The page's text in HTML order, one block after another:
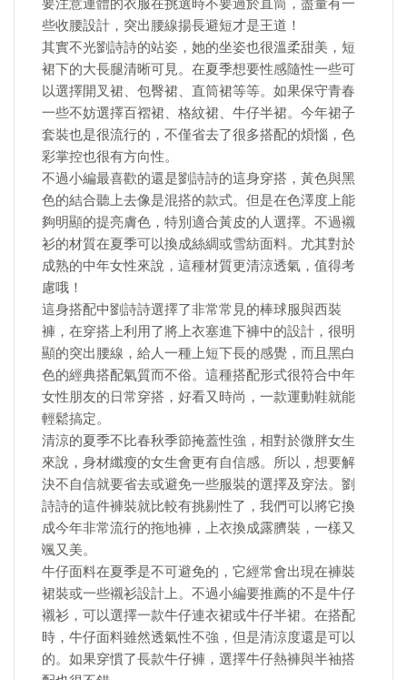
要注意連體的衣服在挑選時不要過於直筒，盡量有一
些收腰設計，突出腰線揚長避短才是王道！
其實不光劉詩詩的站姿，她的坐姿也很溫柔甜美，短
裙下的大長腿清晰可見。在夏季想要性感隨性一些可
以選擇開叉裙、包臀裙、直筒裙等等。如果保守青春
一些不妨選擇百褶裙、格紋裙、牛仔半裙。今年裙子
套裝也是很流行的，不僅省去了很多搭配的煩惱，色
彩掌控也很有方向性。
不過小編最喜歡的還是劉詩詩的這身穿搭，黃色與黑
色的結合聽上去像是混搭的款式。但是在色澤度上能
夠明顯的提亮膚色，特別適合黃皮的人選擇。不過襯
衫的材質在夏季可以換成絲綢或雪紡面料。尤其對於
成熟的中年女性來說，這種材質更清涼透氣，值得考
慮哦！
這身搭配中劉詩詩選擇了非常常見的棒球服與西裝
褲，在穿搭上利用了將上衣塞進下褲中的設計，很明
顯的突出腰線，給人一種上短下長的感覺，而且黑白
色的經典搭配氣質而不俗。這種搭配形式很符合中年
女性朋友的日常穿搭，好看又時尚，一款運動鞋就能
輕鬆搞定。
清涼的夏季不比春秋季節掩蓋性強，相對於微胖女生
來說，身材纖瘦的女生會更有自信感。所以，想要解
決不自信就要省去或避免一些服裝的選擇及穿法。劉
詩詩的這件褲裝就比較有挑剔性了，我們可以將它換
成今年非常流行的拖地褲，上衣換成露臍裝，一樣又
颯又美。
牛仔面料在夏季是不可避免的，它經常會出現在褲裝
裙裝或一些襯衫設計上。不過小編要推薦的不是牛仔
襯衫，可以選擇一款牛仔連衣裙或牛仔半裙。在搭配
時，牛仔面料雖然透氣性不強，但是清涼度還是可以
的。如果穿慣了長款牛仔褲，選擇牛仔熱褲與半袖搭